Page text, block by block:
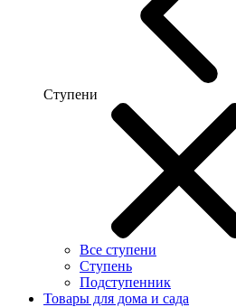
Ступени
Все ступени
Ступень
Подступенник
Товары для дома и сада